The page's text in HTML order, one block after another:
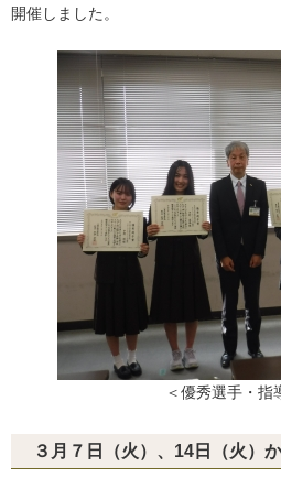
開催しました。
＜優秀選手・指導者表
３月７日（火）、14日（火）